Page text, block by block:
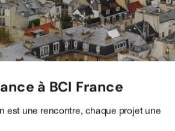
à BCI France
est une rencontre, chaque projet une